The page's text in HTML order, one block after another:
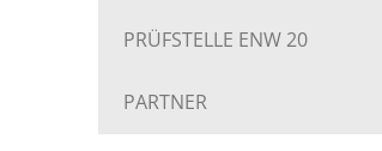
PRÜFSTELLE ENW 20
PARTNER